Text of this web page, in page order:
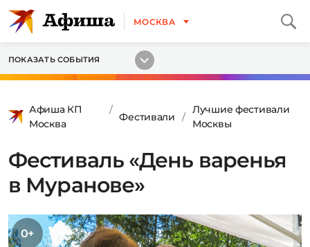
МОСКВА
ПОКАЗАТЬ СОБЫТИЯ
Афиша КП
Москва
Фестивали
Лучшие фестивали
Москвы
Фестиваль «День варенья
в Муранове»
0+